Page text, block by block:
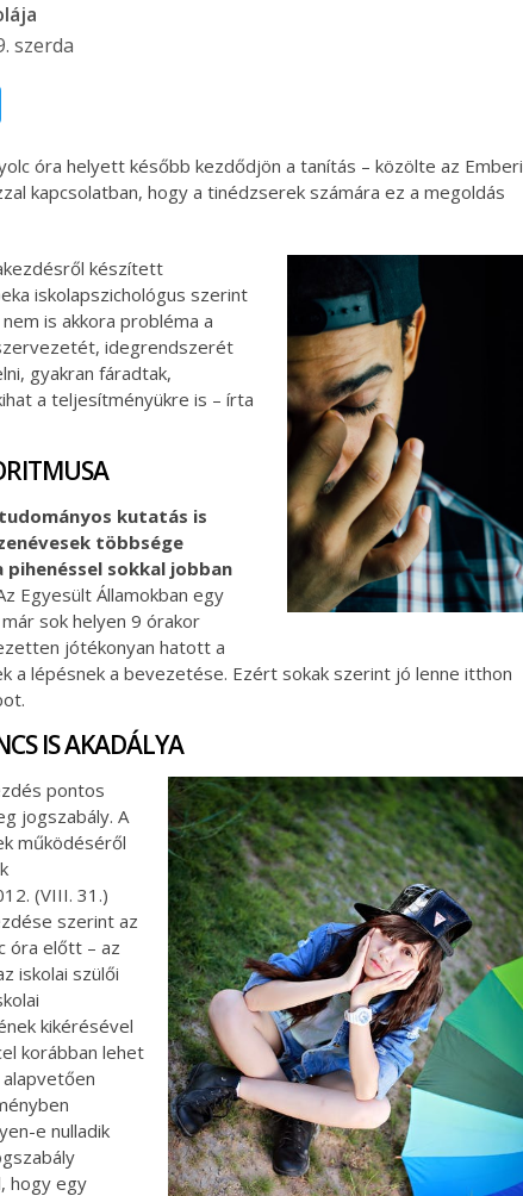
szerda
óra helyett később kezdődjön a tanítás – közölte az Emberi
kapcsolatban, hogy a tinédzserek számára ez a megoldás
készített
iskolapszichológus szerint
is akkora probléma a
idegrendszerét
gyakran fáradtak,
a teljesítményükre is – írta
kutatás is
többsége
sokkal jobban
Egyesült Államokban egy
sok helyen 9 órakor
jótékonyan hatott a
a lépésnek a bevezetése. Ezért sokak szerint jó lenne itthon
IS AKADÁLYA
pontos
jogszabály. A
működéséről
(VIII. 31.)
szerint az
óra előtt – az
iskolai szülői
kikérésével
korábban lehet
e nulladik
hogy egy